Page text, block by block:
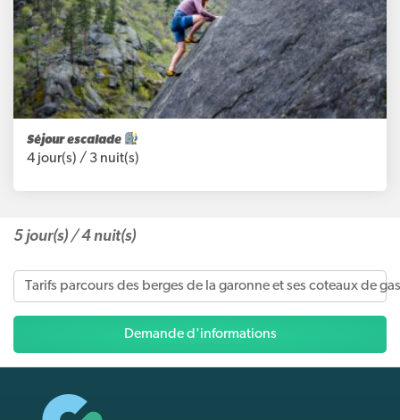
Séjour escalade
4 jour(s) / 3 nuit(s)
5 jour(s) /4 nuit(s)
tarifs parcours des berges de la garonne et ses coteaux de
Demande d'informations